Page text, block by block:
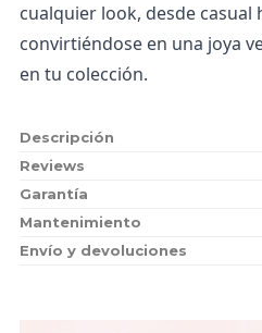
cualquier look, desde casual
convirtiéndose en una joya
en tu colección.
Descripción
Reviews
Garantía
Mantenimiento
Envío y devoluciones